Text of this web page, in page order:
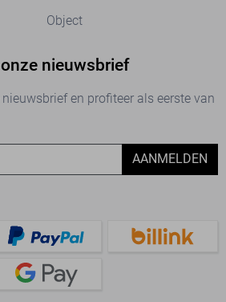
Object
nieuwsbrief
en profiteer als eerste van
AANMELDEN